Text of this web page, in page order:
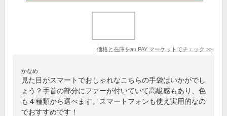
価格と在庫をau PAY マーケット でチェック >>
かなめ
見た目がスマートでおしゃれなこちらの手袋はいかがでし
ょう？手首の部分にファーが付いていて高級感もあり、色
も４種類から選べます。スマートフォンも使え実用的なの
でおすすめです！